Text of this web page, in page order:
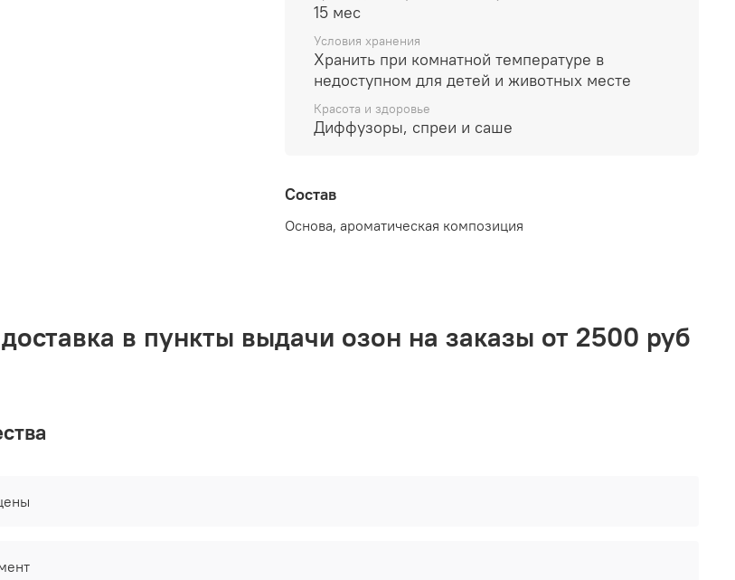
15 мес
Условия хранения
Хранить при комнатной температуре в
недоступном для детей и животных месте
Красота и здоровье
Диффузоры, спреи и саше
Состав
Основа, ароматическая композиция
в пункты выдачи озон на заказы от 2500 руб